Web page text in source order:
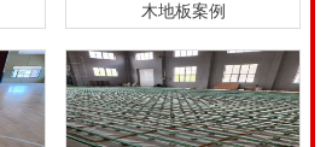
木地板案例